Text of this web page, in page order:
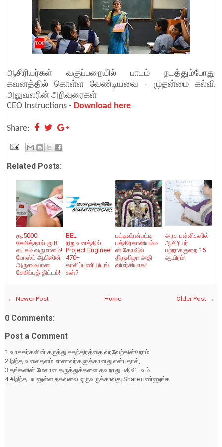
ஆசிரியர்கள் வகுப்பறையில் பாடம் நடத்தும்போது
கவனத்தில் கொள்ள வேண்டியவை - முதன்மை கல்வி
அலுவலரின் அறிவுரைகள்
CEO Instructions - Download here
Share:
Related Posts:
ரூ.5000
சேமித்தால் ரூ.8
லட்சம் வருமானம்!
போஸ்ட் ஆபிஸின்
அருமையான
சேமிப்புத் திட்டம்!
BEL
நிறுவனத்தில்
Project Engineer
470+
காலிப்பணியிடங்
கள்?
பட்டிவீரன்பட்டி
பத்திரகாளியம்ம
ன் கோவில்
திருவிழா அதி
விமர்சியாக!
அரசு பள்ளிகளில்
ஆசிரியர்
பற்றாக்குறை 15
ஆயிரம்!
← Newer Post Older Post →
Home
0 Comments:
Post a Comment
1.வாசகர்களின் கருத்து சுதந்திரத்தை வரவேற்கின்றோம்.
2.இந்த வலைதளம் மாணவர்களுக்கானது என்பதால்,
3.தங்களின் மேலான கருத்துக்களை தவறாது பதிவிடவும்.
4.#இந்த பயனுள்ள தகவலை ஒருவருக்காவது Share பண்ணுங்க.